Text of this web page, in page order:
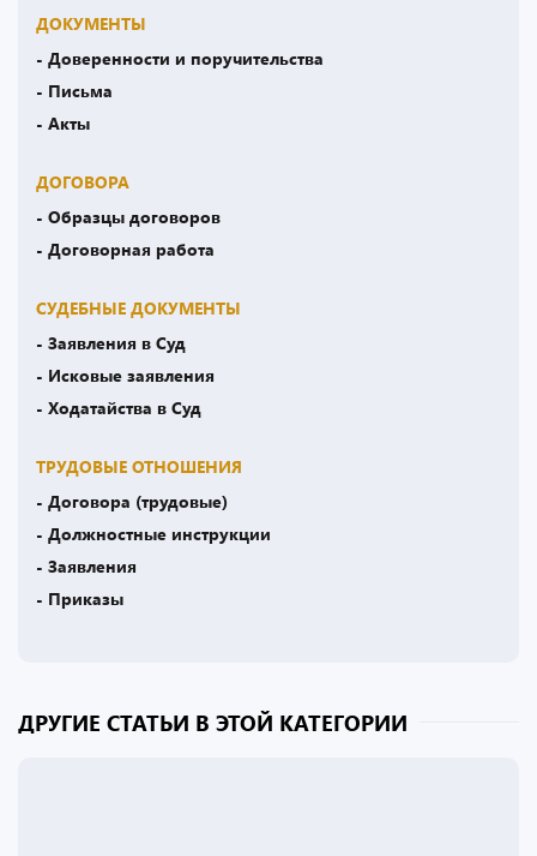
ДОКУМЕНТЫ
- Доверенности и поручительства
- Письма
- Акты
ДОГОВОРА
- Образцы договоров
- Договорная работа
СУДЕБНЫЕ ДОКУМЕНТЫ
- Заявления в Суд
- Исковые заявления
- Ходатайства в Суд
ТРУДОВЫЕ ОТНОШЕНИЯ
- Договора (трудовые)
- Должностные инструкции
- Заявления
- Приказы
ДРУГИЕ СТАТЬИ В ЭТОЙ КАТЕГОРИИ